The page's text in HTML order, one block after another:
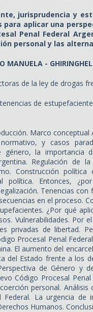
jurisprudencia y
aplicar una
Penal Federal
personal y las
MANUELA -
de la ley de drogas
de
Marco conceptual
y casos
género, la importancia
Regulación de
Construcción
política. Entonces,
Tenencias
en el proceso.
¿Por qué
Vulnerabilidades. Por
privadas de libertad.
Procesal Penal
El aumento del
del Estado frente a los
de Género y
Código Procesal
personal.
Federal. La urgencia
Humanos.